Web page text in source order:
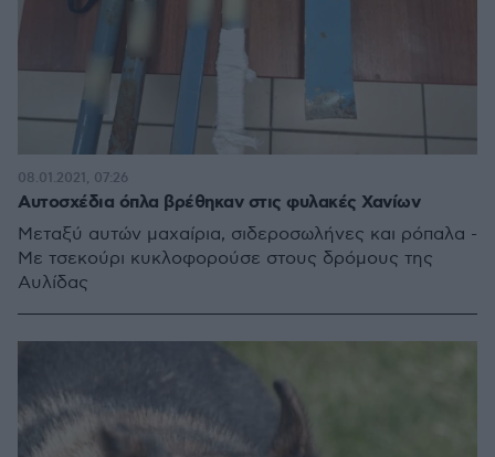
Αυτοσχέδια όπλα βρέθηκαν στις φυλακές Χανίων
Μεταξύ αυτών μαχαίρια, σιδεροσωλήνες και ρόπαλα -
Με τσεκούρι κυκλοφορούσε στους δρόμους της
Αυλίδας
08.01.2021, 07:26